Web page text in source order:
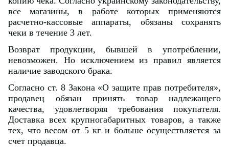
все магазины, в работе которых применяются
расчетно-кассовые аппараты, обязаны сохранять
чеки в течение 3 лет.
Возврат продукции, бывшей в употреблении,
невозможен. Но исключением из правил является
наличие заводского брака.
Согласно ст. 8 Закона «О защите прав потребителя»,
продавец обязан принять товар надлежащего
качества, удовлетворяя требования покупателя.
Доставка всех крупногабаритных товаров, а также
тех, что весом от 5 кг и больше осуществляется за
счет продавца.